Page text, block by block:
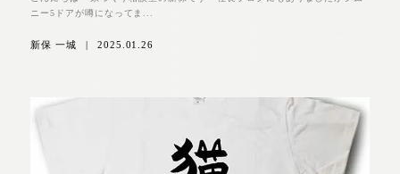
ニー5ドアが噂になってま...
新保 一城 2025.01.26